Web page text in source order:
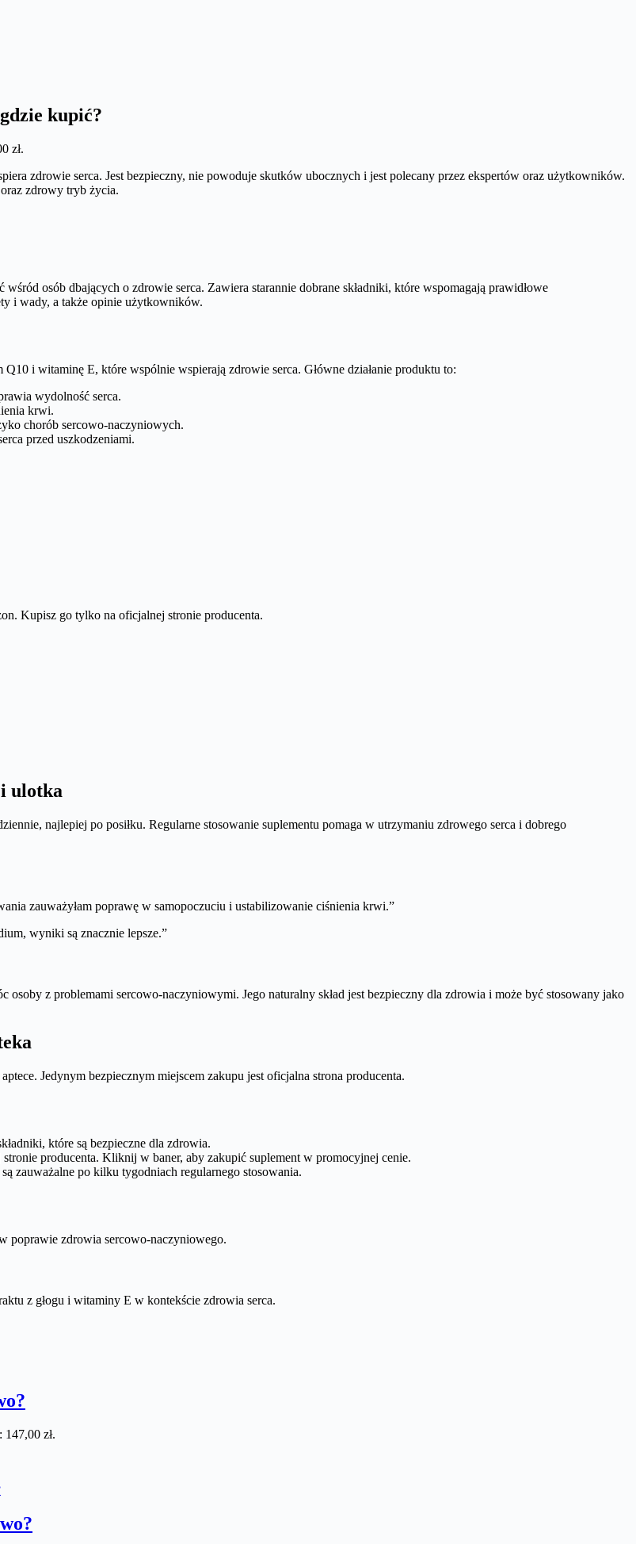
kupić?
zł.
zdrowie serca. Jest bezpieczny, nie powoduje skutków ubocznych i jest polecany przez ekspertów oraz użytkowników.
zdrowy tryb życia.
osób dbających o zdrowie serca. Zawiera starannie dobrane składniki, które wspomagają prawidłowe
i wady, a także opinie użytkowników.
i witaminę E, które wspólnie wspierają zdrowie serca. Główne działanie produktu to:
wydolność serca.
krwi.
chorób sercowo-naczyniowych.
przed uszkodzeniami.
Kupisz go tylko na oficjalnej stronie producenta.
ulotka
najlepiej po posiłku. Regularne stosowanie suplementu pomaga w utrzymaniu zdrowego serca i dobrego
zauważyłam poprawę w samopoczuciu i ustabilizowanie ciśnienia krwi.”
wyniki są znacznie lepsze.”
z problemami sercowo-naczyniowymi. Jego naturalny skład jest bezpieczny dla zdrowia i może być stosowany jako
Jedynym bezpiecznym miejscem zakupu jest oficjalna strona producenta.
które są bezpieczne dla zdrowia.
producenta. Kliknij w baner, aby zakupić suplement w promocyjnej cenie.
zauważalne po kilku tygodniach regularnego stosowania.
poprawie zdrowia sercowo-naczyniowego.
z głogu i witaminy E w kontekście zdrowia serca.
zł.